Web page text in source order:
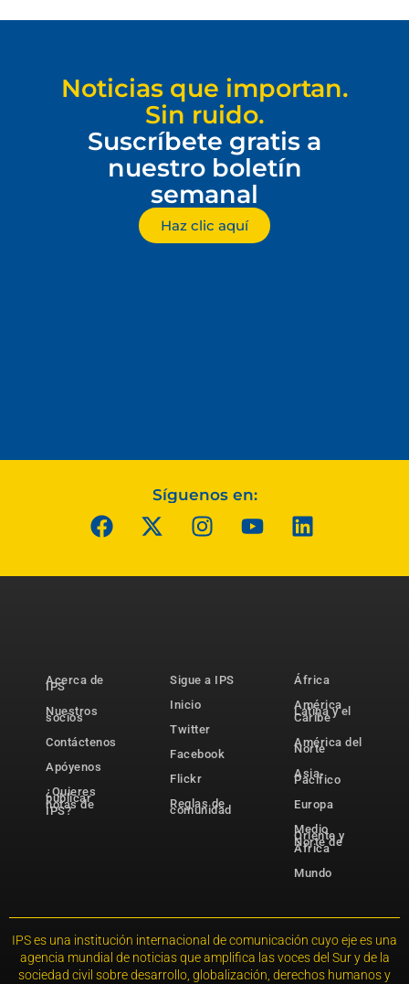
Noticias que importan.
Sin ruido.
Suscríbete gratis a
nuestro boletín
semanal
Haz clic aquí
Síguenos en:
Acerca de
IPS
Nuestros
socios
Contáctenos
Apóyenos
¿Quieres
publicar
notas de
IPS?
Sigue a IPS
Inicio
Twitter
Facebook
Flickr
Reglas de
comunidad
África
América
Latina y el
Caribe
América del
Norte
Asia-
Pacífico
Europa
Medio
Oriente y
Norte de
África
Mundo
IPS es una institución internacional de comunicación cuyo eje es una
agencia mundial de noticias que amplifica las voces del Sur y de la
sociedad civil sobre desarrollo, globalización, derechos humanos y